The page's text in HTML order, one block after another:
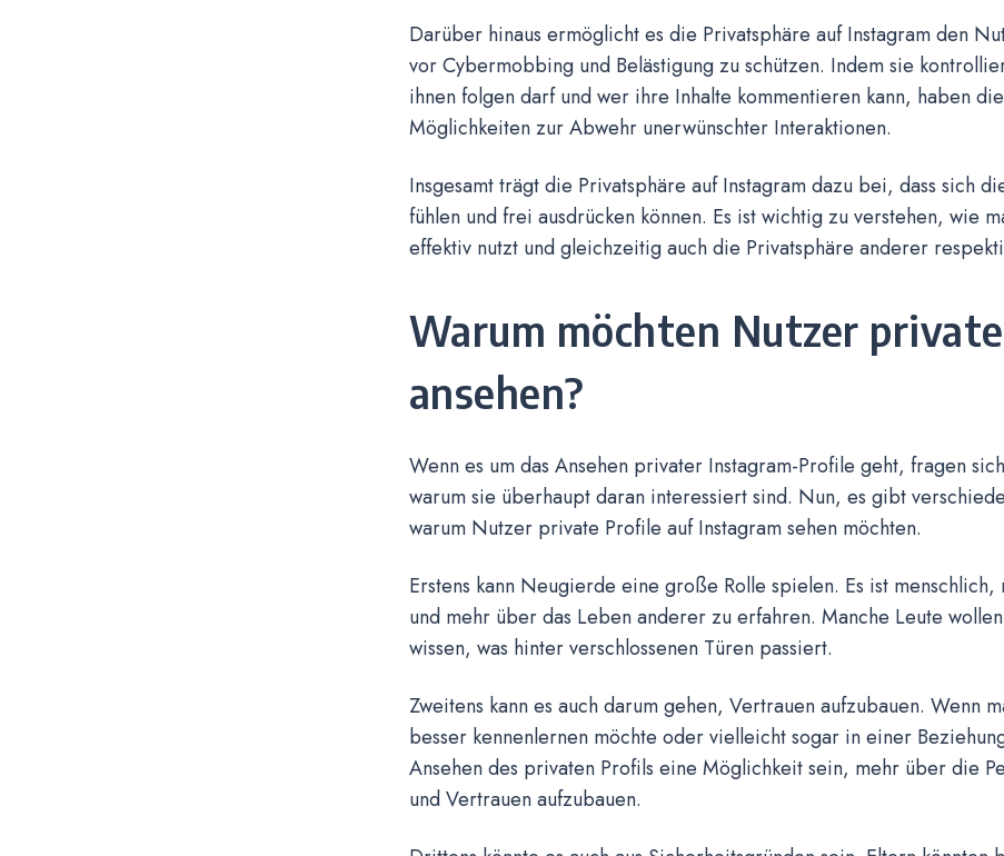
Darüber hinaus ermöglicht es die Privatsphäre auf Instagram den
vor Cybermobbing und Belästigung zu schützen. Indem sie
ihnen folgen darf und wer ihre Inhalte kommentieren kann, haben
Möglichkeiten zur Abwehr unerwünschter Interaktionen.
Insgesamt trägt die Privatsphäre auf Instagram dazu bei, dass sich
fühlen und frei ausdrücken können. Es ist wichtig zu verstehen, wie
effektiv nutzt und gleichzeitig auch die Privatsphäre anderer
Warum möchten Nutzer
ansehen?
Wenn es um das Ansehen privater Instagram-Profile geht, fragen
warum sie überhaupt daran interessiert sind. Nun, es gibt
warum Nutzer private Profile auf Instagram sehen möchten.
Erstens kann Neugierde eine große Rolle spielen. Es ist
und mehr über das Leben anderer zu erfahren. Manche Leute
wissen, was hinter verschlossenen Türen passiert.
Zweitens kann es auch darum gehen, Vertrauen aufzubauen. Wenn
besser kennenlernen möchte oder vielleicht sogar in einer
Ansehen des privaten Profils eine Möglichkeit sein, mehr über die
und Vertrauen aufzubauen.